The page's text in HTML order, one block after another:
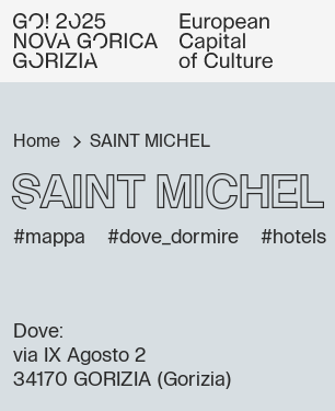
Home SAINT MICHEL
SAINT MICHEL
#mappa #dove_dormire #hotels
Dove:
via IX Agosto 2
34170 GORIZIA (Gorizia)